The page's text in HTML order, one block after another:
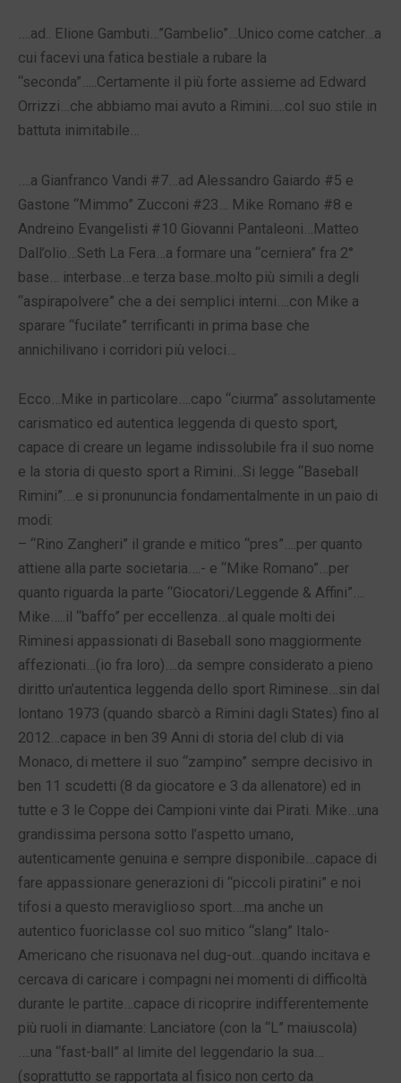
….ad.. Elione Gambuti…”Gambelio”…Unico come catcher…a
cui facevi una fatica bestiale a rubare la
“seconda”…..Certamente il più forte assieme ad Edward
Orrizzi…che abbiamo mai avuto a Rimini…..col suo stile in
battuta inimitabile…
….a Gianfranco Vandi #7…ad Alessandro Gaiardo #5 e
Gastone “Mimmo” Zucconi #23… Mike Romano #8 e
Andreino Evangelisti #10 Giovanni Pantaleoni…Matteo
Dall’olio…Seth La Fera…a formare una “cerniera” fra 2°
base… interbase…e terza base..molto più simili a degli
“aspirapolvere” che a dei semplici interni….con Mike a
sparare “fucilate” terrificanti in prima base che
annichilivano i corridori più veloci…
Ecco…Mike in particolare….capo “ciurma” assolutamente
carismatico ed autentica leggenda di questo sport,
capace di creare un legame indissolubile fra il suo nome
e la storia di questo sport a Rimini…Si legge “Baseball
Rimini”….e si pronununcia fondamentalmente in un paio di
modi:
– “Rino Zangheri” il grande e mitico “pres”….per quanto
attiene alla parte societaria….- e “Mike Romano”…per
quanto riguarda la parte “Giocatori/Leggende & Affini”….
Mike…..il “baffo” per eccellenza…al quale molti dei
Riminesi appassionati di Baseball sono maggiormente
affezionati…(io fra loro)….da sempre considerato a pieno
diritto un’autentica leggenda dello sport Riminese…sin dal
lontano 1973 (quando sbarcò a Rimini dagli States) fino al
2012…capace in ben 39 Anni di storia del club di via
Monaco, di mettere il suo “zampino” sempre decisivo in
ben 11 scudetti (8 da giocatore e 3 da allenatore) ed in
tutte e 3 le Coppe dei Campioni vinte dai Pirati. Mike…una
grandissima persona sotto l’aspetto umano,
autenticamente genuina e sempre disponibile…capace di
fare appassionare generazioni di “piccoli piratini” e noi
tifosi a questo meraviglioso sport….ma anche un
autentico fuoriclasse col suo mitico “slang” Italo-
Americano che risuonava nel dug-out…quando incitava e
cercava di caricare i compagni nei momenti di difficoltà
durante le partite…capace di ricoprire indifferentemente
più ruoli in diamante: Lanciatore (con la “L” maiuscola)
….una “fast-ball” al limite del leggendario la sua…
(soprattutto se rapportata al fisico non certo da